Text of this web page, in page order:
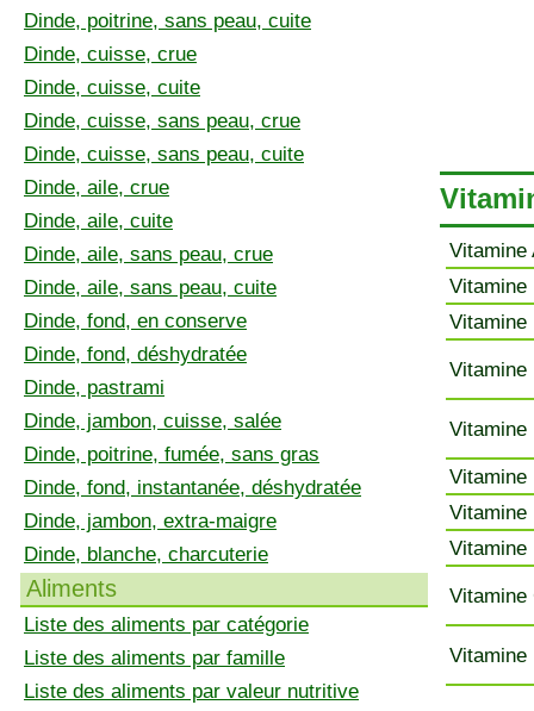
Dinde, poitrine, sans peau, cuite
Dinde, cuisse, crue
Dinde, cuisse, cuite
Dinde, cuisse, sans peau, crue
Dinde, cuisse, sans peau, cuite
Dinde, aile, crue
Dinde, aile, cuite
Dinde, aile, sans peau, crue
Dinde, aile, sans peau, cuite
Dinde, fond, en conserve
Dinde, fond, déshydratée
Dinde, pastrami
Dinde, jambon, cuisse, salée
Dinde, poitrine, fumée, sans gras
Dinde, fond, instantanée, déshydratée
Dinde, jambon, extra-maigre
Dinde, blanche, charcuterie
Aliments
Liste des aliments par catégorie
Liste des aliments par famille
Liste des aliments par valeur nutritive
Vitamine
Vitamine
Vitamine
Vitamine
Vitamine
Vitamine
Vitamine
Vitamine
Vitamine
Vitamine